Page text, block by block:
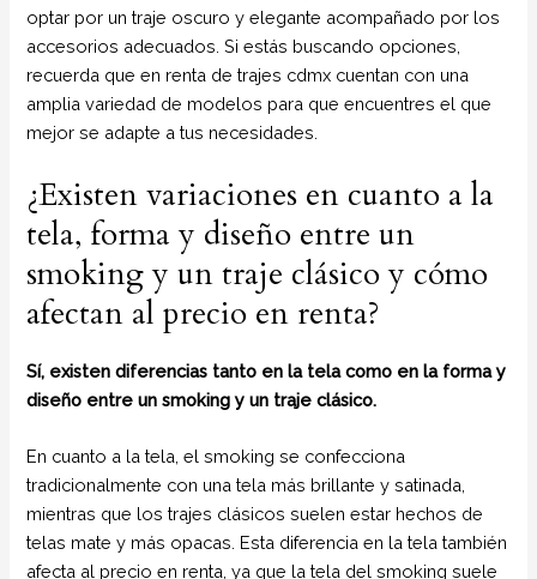
optar por un traje oscuro y elegante acompañado por los
accesorios adecuados. Si estás buscando opciones,
recuerda que en renta de trajes cdmx cuentan con una
amplia variedad de modelos para que encuentres el que
mejor se adapte a tus necesidades.
¿Existen variaciones en cuanto a la
tela, forma y diseño entre un
smoking y un traje clásico y cómo
afectan al precio en renta?
Sí, existen diferencias tanto en la tela como en la forma y
diseño entre un smoking y un traje clásico.
En cuanto a la tela, el smoking se confecciona
tradicionalmente con una tela más brillante y satinada,
mientras que los trajes clásicos suelen estar hechos de
telas mate y más opacas. Esta diferencia en la tela también
afecta al precio en renta, ya que la tela del smoking suele